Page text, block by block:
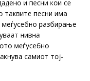
и песни кои се
таквите песни има
разбирање
нивна
меѓусебно
самиот тој-